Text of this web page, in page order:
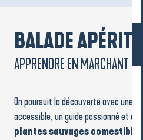
BALADE
APPRENDRE EN MARCHANT
On poursuit la découverte avec une
accessible, un guide passionné et une
plantes sauvages comestibles.